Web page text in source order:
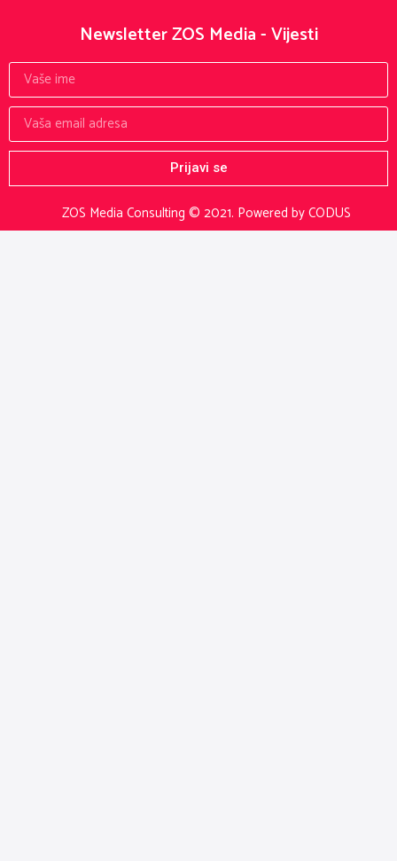
ZOS Media Consulting © 2021. Powered by CODUS
Newsletter ZOS Media - Vijesti
Prijavi se